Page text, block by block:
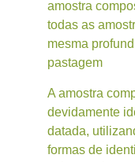
amostra
todas as
mesma
pastagem
A amostra
devidamente
datada,
formas de